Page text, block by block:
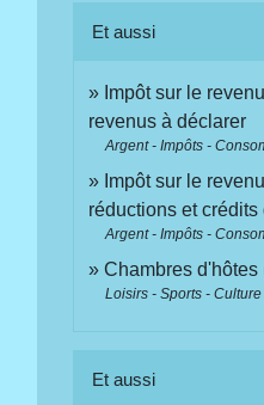
Et aussi
Impôt sur le
revenus à déclarer
Argent - Impôts -
Impôt sur le
réductions et crédits
Argent - Impôts -
Chambres d'hôtes
Loisirs - Sports - Culture
Et aussi